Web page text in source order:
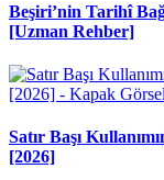
Beşiri’nin Tarihî
[Uzman Rehber]
Satır Başı
[2026]